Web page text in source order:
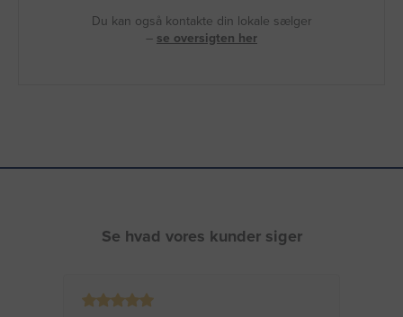
Du kan også kontakte din lokale sælger
– se oversigten her
Se hvad vores kunder siger